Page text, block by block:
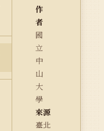
作
者
國
立
中
山
大
學
來源
臺北